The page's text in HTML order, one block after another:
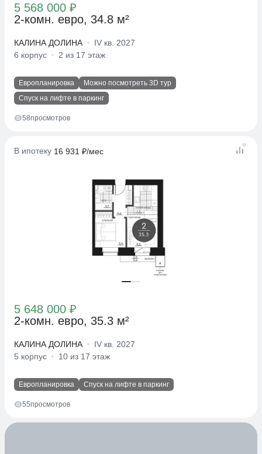
5 568 000 ₽
2-комн. евро, 34.8 м²
КАЛИНА ДОЛИНА
IV кв. 2027
6 корпус
2 из 17 этаж
Европланировка
Можно посмотреть 3D тур
Спуск на лифте в паркинг
58просмотров
В ипотеку 16 931 ₽/мес
5 648 000 ₽
2-комн. евро, 35.3 м²
КАЛИНА ДОЛИНА
IV кв. 2027
5 корпус
10 из 17 этаж
Европланировка Спуск на лифте в паркинг
55просмотров